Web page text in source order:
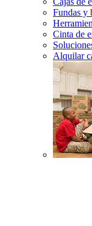
Fundas y
Cinta de
Alquilar